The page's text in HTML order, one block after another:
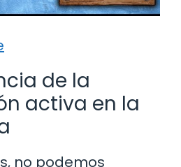
de la
activa en la
no podemos